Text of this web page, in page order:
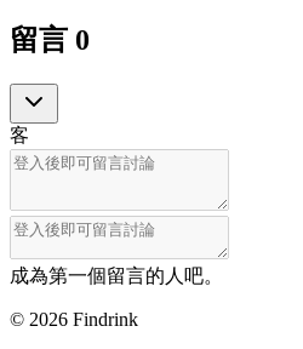
留言 0
客
成為第一個留言的人吧。
© 2026 Findrink